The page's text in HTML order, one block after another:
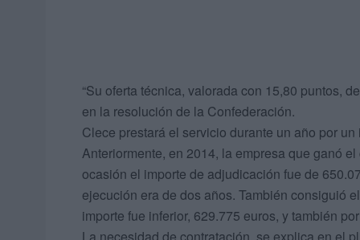
“Su oferta técnica, valorada con 15,80 puntos,
en la resolución de la Confederación.
Clece prestará el servicio durante un año por
Anteriormente, en 2014, la empresa que ganó
ocasión el importe de adjudicación fue de
ejecución era de dos años. También consiguió
importe fue inferior, 629.775 euros, y también